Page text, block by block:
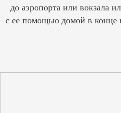
до аэропорта или вокзала
с ее помощью домой в конце